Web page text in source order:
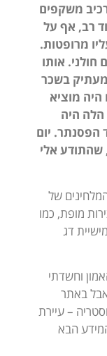
משקפים
רב, אף על
מרופטות.
חולני. אותו
מעתיק בשכר
מוציא
הלה היה
הפסנתר. יום
שהתודע אלי
של
מופת, כמו
דג
וחשדתי
באתר
– עיירת
הבא